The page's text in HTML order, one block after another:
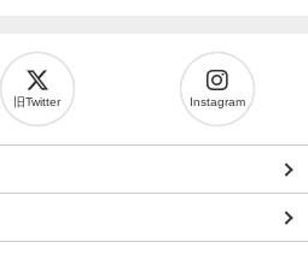
旧Twitter Instagram